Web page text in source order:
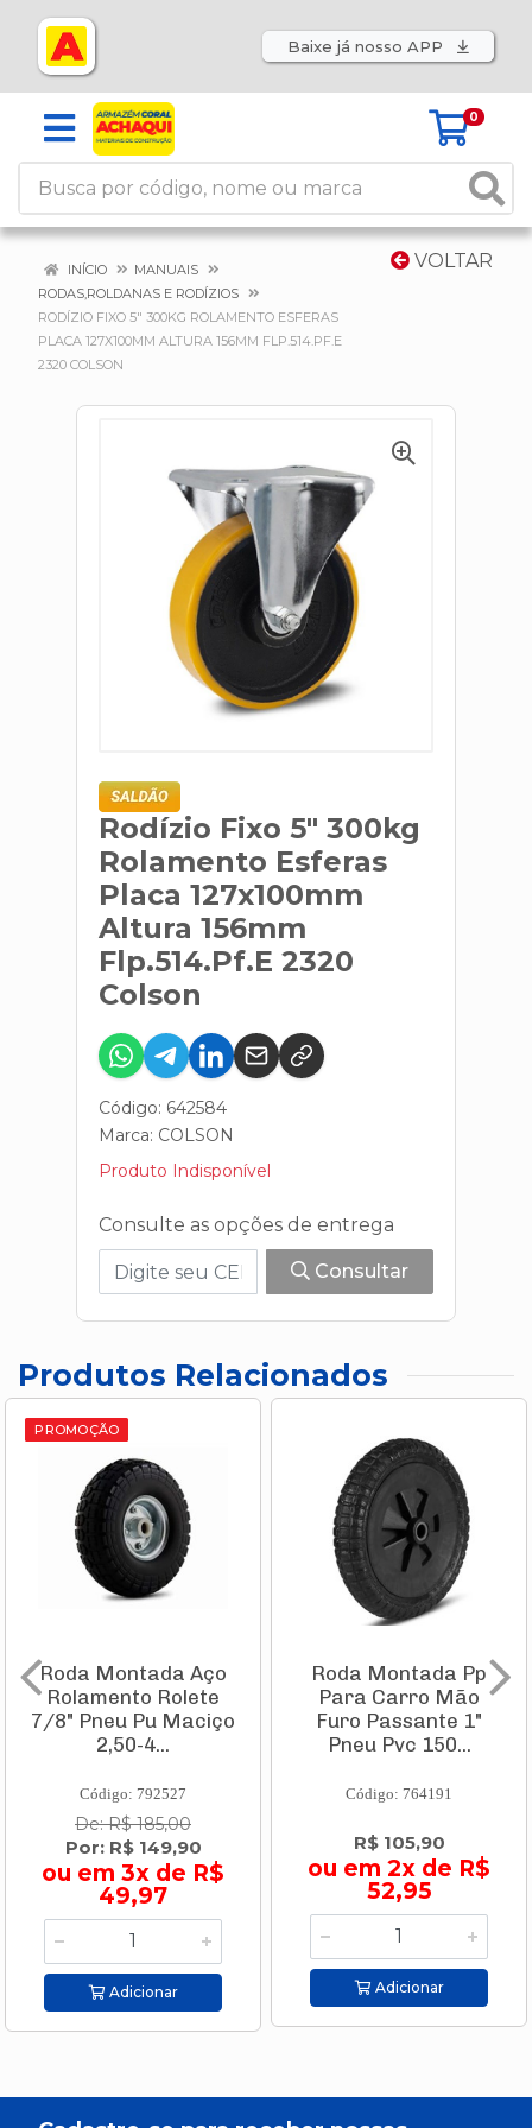
Baixe já nosso APP
0
VOLTAR
INÍCIO
MANUAIS
RODAS,ROLDANAS E RODÍZIOS
RODÍZIO FIXO 5" 300KG ROLAMENTO ESFERAS
PLACA 127X100MM ALTURA 156MM FLP.514.PF.E
2320 COLSON
Rodízio Fixo 5" 300kg
Rolamento Esferas
Placa 127x100mm
Altura 156mm
Flp.514.Pf.E 2320
Colson
Código: 642584
Marca: COLSON
Produto Indisponível
Consulte as opções de entrega
Consultar
Produtos Relacionados
PROMOÇÃO
Roda Montada Aço
Rolamento Rolete
7/8" Pneu Pu Maciço
2,50-4...
Código: 792527
De: R$ 185,00
Por: R$ 149,90
ou em 3x de R$
49,97
Adicionar
Roda Montada Pp
Para Carro Mão
Furo Passante 1"
Pneu Pvc 150...
Código: 764191
R$ 105,90
ou em 2x de R$
52,95
Adicionar